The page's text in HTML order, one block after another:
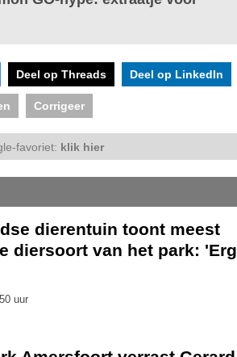
Deel op Threads Deel op LinkedIn
Corrigeer
favoriet: klik hier
dierentuin toont meest
diersoort van het park: 'Erg
uur